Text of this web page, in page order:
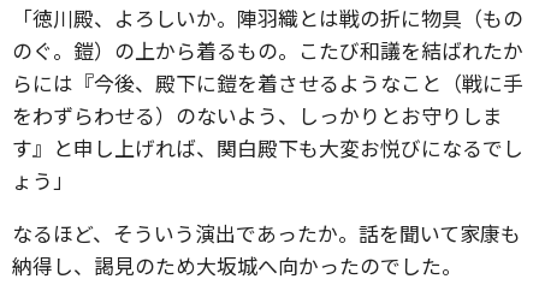
「徳川殿、よろしいか。陣羽織とは戦の折に物具（もの
のぐ。鎧）の上から着るもの。こたび和議を結ばれたか
らには『今後、殿下に鎧を着させるようなこと（戦に手
をわずらわせる）のないよう、しっかりとお守りしま
す』と申し上げれば、関白殿下も大変お悦びになるでし
ょう」
なるほど、そういう演出であったか。話を聞いて家康も
納得し、謁見のため大坂城へ向かったのでした。